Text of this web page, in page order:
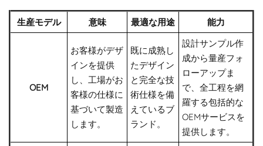
生産モデル 意味 最適な用途 能力
OEM
お客様がデザ
インを提供
し、工場がお
客様の仕様に
基づいて製造
します。
既に成熟し
たデザイン
と完全な技
術仕様を備
えているブ
ランド。
設計サンプル作
成から量産フォ
ローアップま
で、全工程を網
羅する包括的な
OEMサービスを
提供します。